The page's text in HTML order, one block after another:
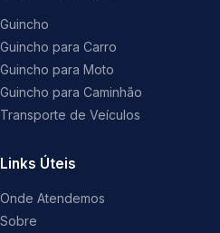
Guincho
Guincho para Carro
Guincho para Moto
Guincho para Caminhão
Transporte de Veículos
Links Úteis
Onde Atendemos
Sobre